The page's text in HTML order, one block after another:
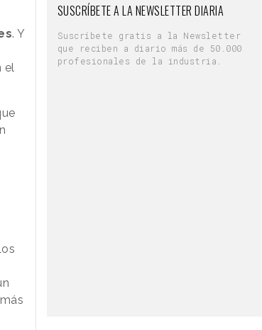
. Y
el
SUSCRÍBETE A LA NEWSLETTER DIARIA
Suscríbete gratis a la Newsletter
que reciben a diario más de 50.000
profesionales de la industria.